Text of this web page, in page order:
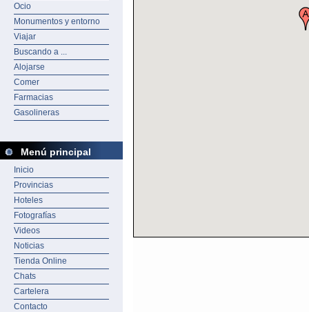
Ocio
Monumentos y entorno
Viajar
Buscando a ...
Alojarse
Comer
Farmacias
Gasolineras
Menú principal
Inicio
Provincias
Hoteles
Fotografías
Videos
Noticias
Tienda Online
Chats
Cartelera
Contacto